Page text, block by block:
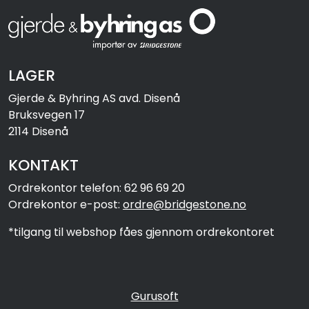
LAGER
Gjerde & Byhring AS avd. Disenå
Bruksvegen 17
2114 Disenå
KONTAKT
Ordrekontor telefon: 62 96 69 20
Ordrekontor e-post: ordre@bridgestone.no
*tilgang til webshop fåes gjennom ordrekontoret
Gurusoft